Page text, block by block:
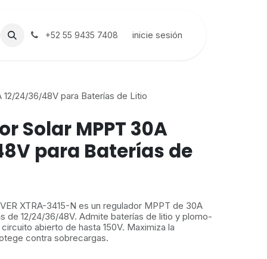
+52 55 9435 7408 inicie sesión
24/36/48V para Baterías de Litio
Solar MPPT 30A
para Baterías de
XTRA-3415-N es un regulador MPPT de 30A
de 12/24/36/48V. Admite baterías de litio y plomo-
abierto de hasta 150V. Maximiza la
contra sobrecargas.